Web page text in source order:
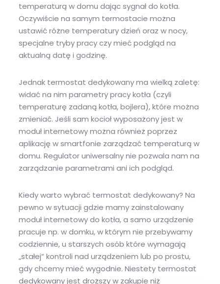
temperaturą w domu dając sygnał do kotła.
Oczywiście na samym termostacie można
ustawić różne temperatury dzień oraz w nocy,
specjalne tryby pracy czy mieć podgląd na
aktualną datę i godzinę.
Jednak termostat dedykowany ma wielką zaletę:
widać na nim parametry pracy kotła (czyli
temperaturę zadaną kotła, bojlera), które można
zmieniać. Jeśli sam kocioł wyposażony jest w
moduł internetowy można również poprzez
aplikację w smartfonie zarządzać temperaturą w
domu. Regulator uniwersalny nie pozwala nam na
zarządzanie parametrami ani ich podgląd.
Kiedy warto wybrać termostat dedykowany? Na
pewno w sytuacji gdzie mamy zainstalowany
moduł internetowy do kotła, a samo urządzenie
pracuje np. w domku, w którym nie przebywamy
codziennie, u starszych osób które wymagają
„stałej” kontroli nad urządzeniem lub po prostu,
gdy chcemy mieć wygodnie. Niestety termostat
dedykowany jest droższy w zakupie niż